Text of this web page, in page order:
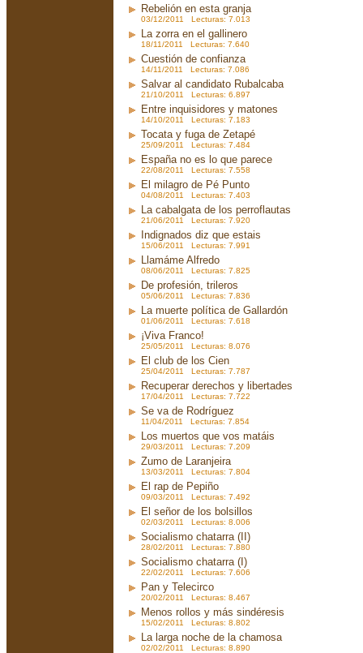
Rebelión en esta granja
03/12/2011 Lecturas: 7.013
La zorra en el gallinero
18/11/2011 Lecturas: 7.640
Cuestión de confianza
14/11/2011 Lecturas: 7.086
Salvar al candidato Rubalcaba
21/10/2011 Lecturas: 6.897
Entre inquisidores y matones
14/10/2011 Lecturas: 7.183
Tocata y fuga de Zetapé
25/09/2011 Lecturas: 7.484
España no es lo que parece
22/08/2011 Lecturas: 7.558
El milagro de Pé Punto
04/08/2011 Lecturas: 7.403
La cabalgata de los perroflautas
21/06/2011 Lecturas: 7.920
Indignados diz que estais
15/06/2011 Lecturas: 7.991
Llamáme Alfredo
08/06/2011 Lecturas: 7.825
De profesión, trileros
05/06/2011 Lecturas: 7.836
La muerte política de Gallardón
01/06/2011 Lecturas: 7.618
¡Viva Franco!
25/05/2011 Lecturas: 8.076
El club de los Cien
25/04/2011 Lecturas: 7.787
Recuperar derechos y libertades
17/04/2011 Lecturas: 7.722
Se va de Rodríguez
11/04/2011 Lecturas: 7.854
Los muertos que vos matáis
29/03/2011 Lecturas: 7.209
Zumo de Laranjeira
13/03/2011 Lecturas: 7.804
El rap de Pepiño
09/03/2011 Lecturas: 7.492
El señor de los bolsillos
02/03/2011 Lecturas: 8.006
Socialismo chatarra (II)
28/02/2011 Lecturas: 7.880
Socialismo chatarra (I)
22/02/2011 Lecturas: 7.606
Pan y Telecirco
20/02/2011 Lecturas: 8.467
Menos rollos y más sindéresis
15/02/2011 Lecturas: 8.802
La larga noche de la chamosa
02/02/2011 Lecturas: 8.890